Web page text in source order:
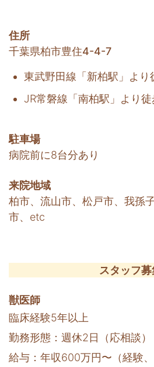
住所
千葉県柏市豊住4-4-7
東武野田線「新柏駅」より
JR常磐線「南柏駅」より
駐車場
病院前に8台分あり
来院地域
柏市、流山市、松戸市、我孫
市、etc
スタッフ募
獣医師
臨床経験5年以上
勤務形態：週休2日（応相談）
給与：年収600万円〜（経験、